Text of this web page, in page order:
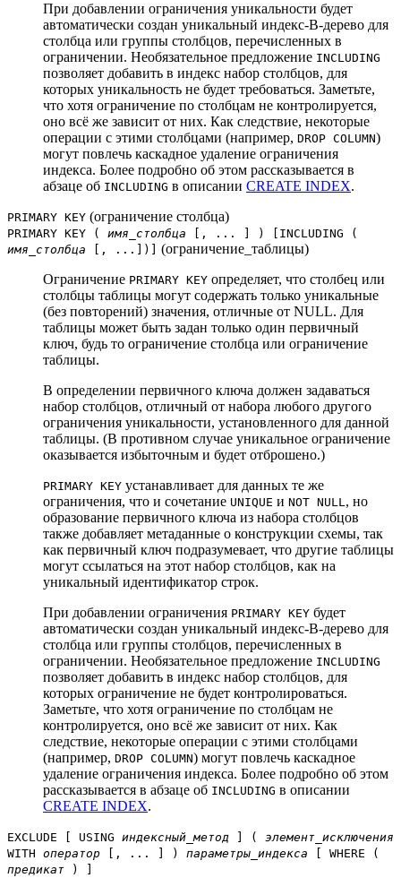
При добавлении ограничения уникальности будет
автоматически создан уникальный индекс-B-дерево для
столбца или группы столбцов, перечисленных в
ограничении. Необязательное предложение INCLUDING
позволяет добавить в индекс набор столбцов, для
которых уникальность не будет требоваться. Заметьте,
что хотя ограничение по столбцам не контролируется,
оно всё же зависит от них. Как следствие, некоторые
операции с этими столбцами (например, DROP COLUMN)
могут повлечь каскадное удаление ограничения
индекса. Более подробно об этом рассказывается в
абзаце об INCLUDING в описании CREATE INDEX.
PRIMARY KEY (ограничение столбца)
PRIMARY KEY ( имя_столбца [, ... ] ) [ INCLUDING (
имя_столбца [, ...])
(ограничение_таблицы)
Ограничение PRIMARY KEY определяет, что столбец или
столбцы таблицы могут содержать только уникальные
(без повторений) значения, отличные от NULL. Для
таблицы может быть задан только один первичный
ключ, будь то ограничение столбца или ограничение
таблицы.
В определении первичного ключа должен задаваться
набор столбцов, отличный от набора любого другого
ограничения уникальности, установленного для данной
таблицы. (В противном случае уникальное ограничение
оказывается избыточным и будет отброшено.)
PRIMARY KEY устанавливает для данных те же
ограничения, что и сочетание UNIQUE и NOT NULL, но
образование первичного ключа из набора столбцов
также добавляет метаданные о конструкции схемы, так
как первичный ключ подразумевает, что другие таблицы
могут ссылаться на этот набор столбцов, как на
уникальный идентификатор строк.
При добавлении ограничения PRIMARY KEY будет
автоматически создан уникальный индекс-B-дерево для
столбца или группы столбцов, перечисленных в
ограничении. Необязательное предложение INCLUDING
позволяет добавить в индекс набор столбцов, для
которых ограничение не будет контролироваться.
Заметьте, что хотя ограничение по столбцам не
контролируется, оно всё же зависит от них. Как
следствие, некоторые операции с этими столбцами
(например, DROP COLUMN) могут повлечь каскадное
удаление ограничения индекса. Более подробно об этом
рассказывается в абзаце об INCLUDING в описании
CREATE INDEX.
EXCLUDE [ USING индексный_метод ] ( элемент_исключения
WITH оператор [, ... ] ) параметры_индекса [ WHERE (
предикат ) ]